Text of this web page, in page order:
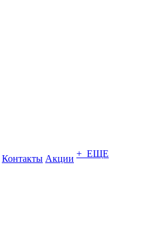
Контакты Акции + ЕЩЕ